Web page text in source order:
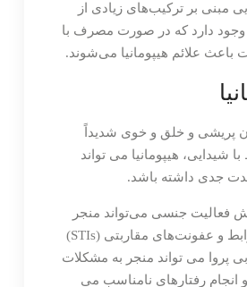
مبنی بر ترکیب‌های زیادی از
دارد که در صورت مصرف با
باعث علائم هیپومانیا می‌شوند.
پریشی و خلق و خوی شدیداً
شیدایی، هیپومانیا می تواند
جدی داشته باشد.
فعالیت جنسی می‌تواند منجر
به خراب شدن روابط و عفونت‌های مقاربتی (STIs)
پروا می تواند منجر به مشکلات
رفتارهای نامناسب می